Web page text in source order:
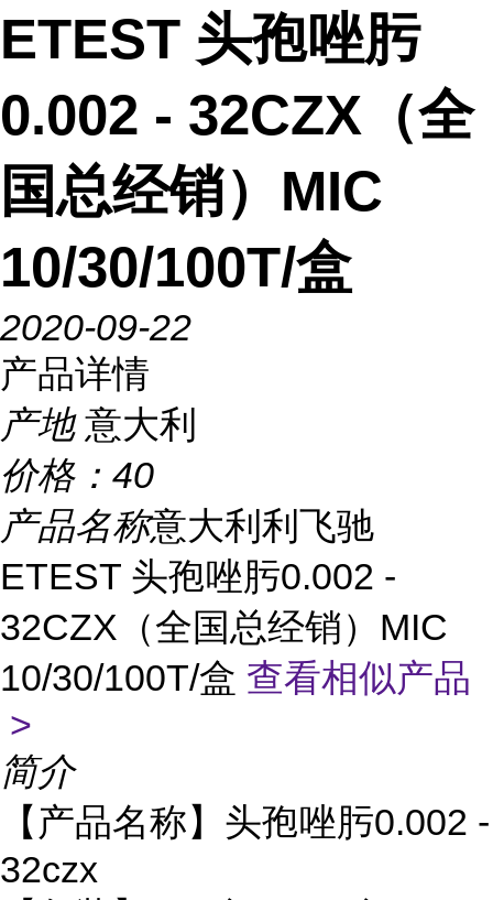
ETEST 头孢唑肟
0.002 - 32CZX（全
国总经销）MIC
10/30/100T/盒
2020-09-22
产品详情
产地 意大利
价格： 40
产品名称意大利利飞驰
ETEST 头孢唑肟0.002 -
32CZX（全国总经销）MIC
10/30/100T/盒 查看相似产品
>
简介
【产品名称】头孢唑肟0.002 -
32czx